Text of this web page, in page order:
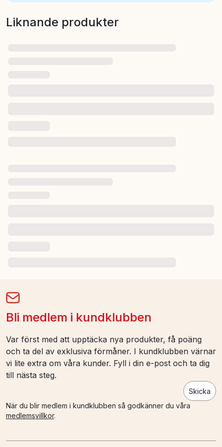
Liknande produkter
Bli medlem i kundklubben
Var först med att upptäcka nya produkter, få poäng
och ta del av exklusiva förmåner. I kundklubben värnar
vi lite extra om våra kunder. Fyll i din e-post och ta dig
till nästa steg.
Skicka
När du blir medlem i kundklubben så godkänner du våra
medlemsvillkor.